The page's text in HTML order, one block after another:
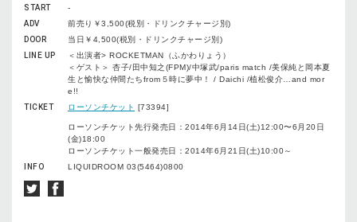
START
-
ADV
前売り￥3,500(税別・ドリンクチャージ別)
DOOR
当日￥4,500(税別・ドリンクチャージ別)
LINE UP
＜出演者> ROCKETMAN（ふかわりょう）
＜ゲスト＞ 杏子/田中知之(FPM)/中塚武/paris match /美保純と岡本夏
生と愉快な仲間たちfrom５時に夢中！ / Daichi /植松俊介…and mor
e!!
TICKET
ローソンチケット [73394]
ローソンチケット先行発売日：2014年6月14日(土)12:00〜6月20日
(金)18:00
ローソンチケット一般発売日：2014年6月21日(土)10:00～
INFO
LIQUIDROOM 03(5464)0800